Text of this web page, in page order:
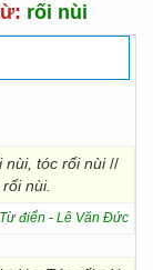
rối nùi
nùi, tóc rối nùi//
nùi.
điển - Lê Văn Đức